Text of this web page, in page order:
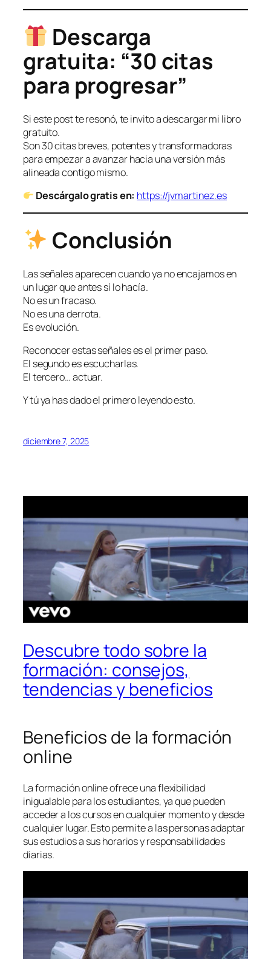
Descarga
gratuita: “30 citas
para progresar”
Si este post te resonó, te invito a descargar mi libro
gratuito.
Son 30 citas breves, potentes y transformadoras
para empezar a avanzar hacia una versión más
alineada contigo mismo.
Descárgalo gratis en: https://jvmartinez.es
Conclusión
Las señales aparecen cuando ya no encajamos en
un lugar que antes sí lo hacía.
No es un fracaso.
No es una derrota.
Es evolución.
Reconocer estas señales es el primer paso.
El segundo es escucharlas.
El tercero… actuar.
Y tú ya has dado el primero leyendo esto.
diciembre 7, 2025
Descubre todo sobre la
formación: consejos,
tendencias y beneficios
Beneficios de la formación
online
La formación online ofrece una flexibilidad
inigualable para los estudiantes, ya que pueden
acceder a los cursos en cualquier momento y desde
cualquier lugar. Esto permite a las personas adaptar
sus estudios a sus horarios y responsabilidades
diarias.